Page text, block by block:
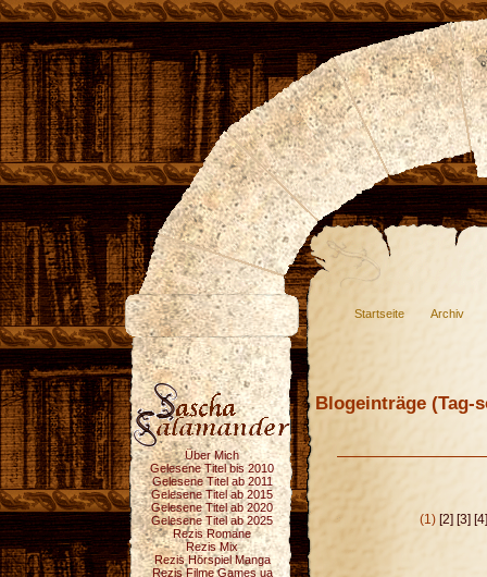
Startseite Archiv
Über Mich
Gelesene Titel bis 2010
Gelesene Titel ab 2011
Gelesene Titel ab 2015
Gelesene Titel ab 2020
Gelesene Titel ab 2025
Rezis Romane
Rezis Mix
Rezis Hörspiel Manga
Rezis Filme Games ua
Blogeinträge (Tag-
(1) [2] [3] [4]